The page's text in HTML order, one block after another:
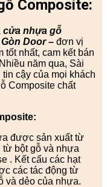
Composite:
cửa nhựa gỗ
Door– đơn vị
tốt nhất, cam kết bán
năm qua, Sài
cậy của mọi khách
Composite chất
được sản xuất từ
bột gỗ và nhựa
. Kết cấu các hạt
các tác động từ
và dẻo của nhựa.